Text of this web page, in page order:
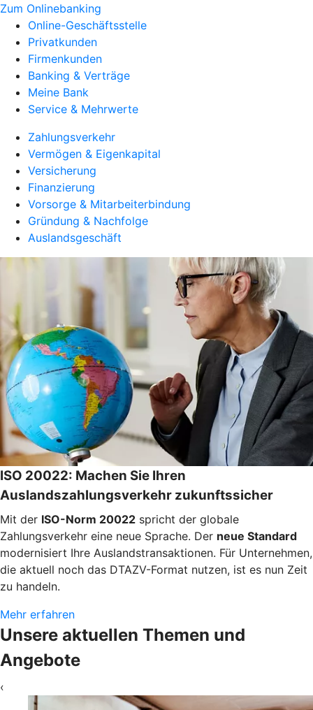
Zum Onlinebanking
Online-Geschäftsstelle
Privatkunden
Firmenkunden
Banking & Verträge
Meine Bank
Service & Mehrwerte
Zahlungsverkehr
Vermögen & Eigenkapital
Versicherung
Finanzierung
Vorsorge & Mitarbeiterbindung
Gründung & Nachfolge
Auslandsgeschäft
ISO 20022: Machen Sie Ihren
Auslandszahlungsverkehr zukunftssicher
Mit der ISO-Norm 20022 spricht der globale
Zahlungsverkehr eine neue Sprache. Der neue Standard
modernisiert Ihre Auslandstransaktionen. Für Unternehmen,
die aktuell noch das DTAZV-Format nutzen, ist es nun Zeit
zu handeln.
Mehr erfahren
Unsere aktuellen Themen und
Angebote
‹